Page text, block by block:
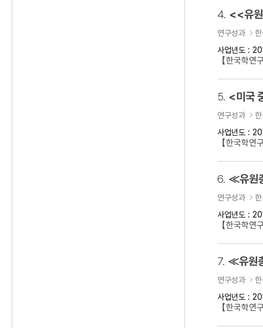
4. <<유
연구성과
사업년도 :
【한국학
5. <미국
연구성과
사업년도 :
【한국
6. ≪유원
연구성과
사업년도 :
【한국
7. ≪유원
연구성과
사업년도 :
【한국